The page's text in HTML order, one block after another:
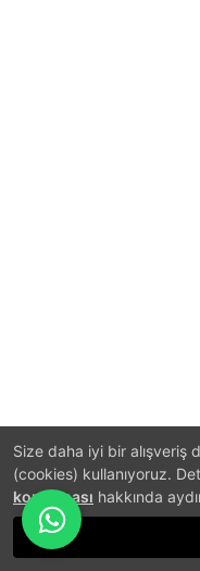
Size daha iyi bir alışveriş
(cookies) kullanıyoruz.
korunması hakkında